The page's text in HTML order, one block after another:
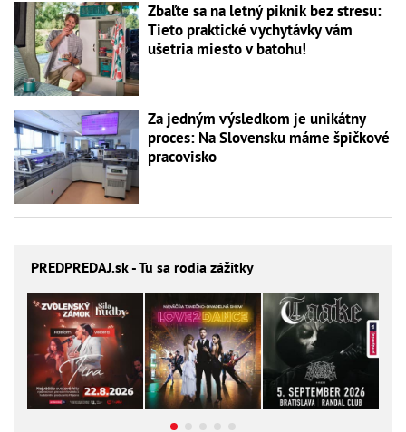
Zbaľte sa na letný piknik bez stresu:
Tieto praktické vychytávky vám
ušetria miesto v batohu!
Za jedným výsledkom je unikátny
proces: Na Slovensku máme špičkové
pracovisko
PREDPREDAJ.sk - Tu sa rodia zážitky